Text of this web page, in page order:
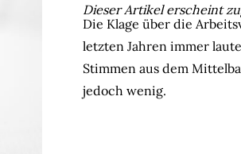
Dieser Artikel erscheint
Die Klage über die
letzten Jahren immer
Stimmen aus dem
jedoch wenig.